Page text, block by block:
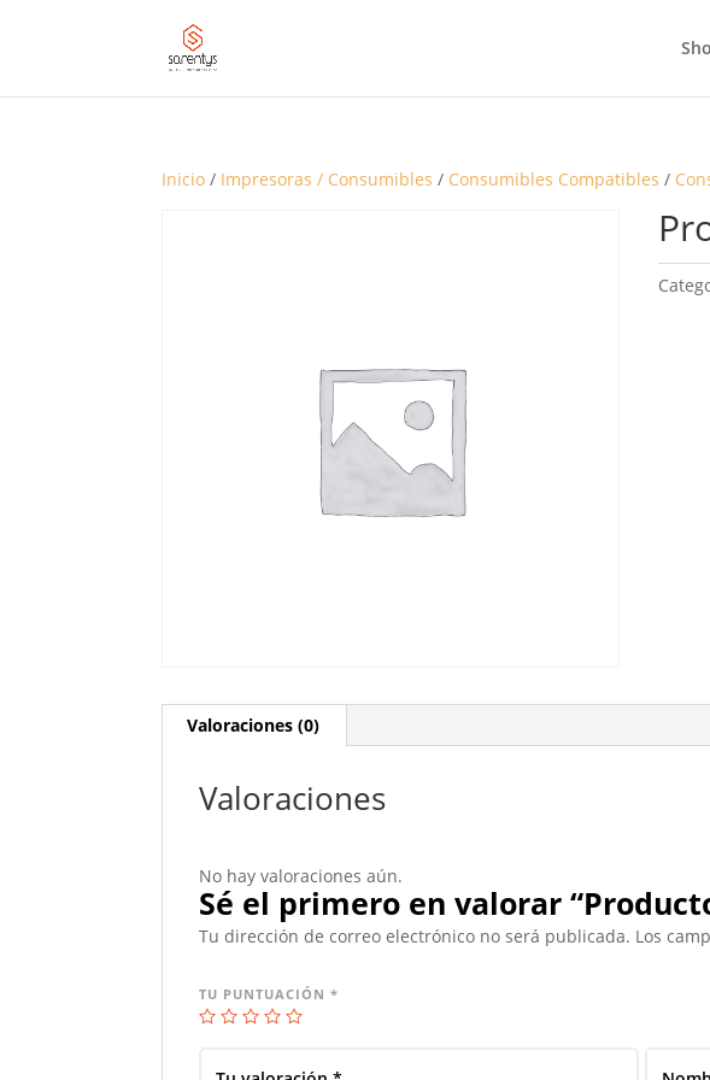
Inicio / Impresoras / Consumibles / Consumibles Compatibles /
Valoraciones (0)
Valoraciones
No hay valoraciones aún.
Sé el primero en valorar
Tu dirección de correo electrónico no será publicada. Los
TU PUNTUACIÓN*